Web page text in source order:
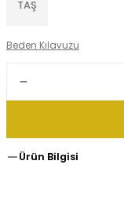
TAŞ
Beden Kılavuzu
Ürün Bilgisi